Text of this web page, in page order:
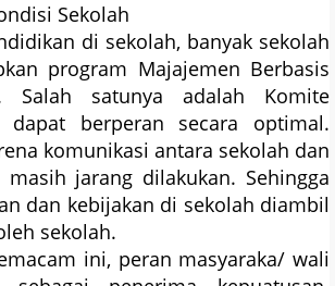
Sekolah
di sekolah, banyak sekolah
program Majajemen Berbasis
Salah satunya adalah Komite
dapat berperan secara optimal.
komunikasi antara sekolah dan
masih jarang dilakukan. Sehingga
dan kebijakan di sekolah diambil
sekolah.
ini, peran masyaraka/ wali